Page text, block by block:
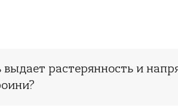
выдает растерянность и